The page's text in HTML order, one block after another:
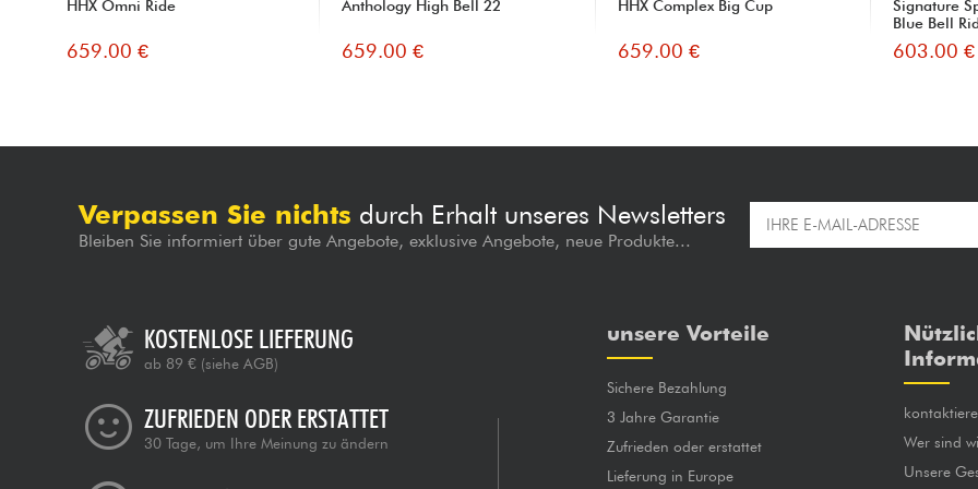
HHX Omni Ride
659.00 €
Anthology High Bell 22
659.00 €
HHX Complex Big Cup
659.00 €
Signature
Blue Bell
603.00 €
Verpassen Sie nichts durch Erhalt unseres Newsletters
Bleiben Sie informiert über gute Angebote, exklusive Angebote, neue Produkte...
KOSTENLOSE LIEFERUNG
ab 89 € (siehe AGB)
ZUFRIEDEN ODER ERSTATTET
30 Tage, um Ihre Meinung zu ändern
unsere Vorteile
Sichere Bezahlung
3 Jahre Garantie
Zufrieden oder erstattet
Lieferung in Europe
Wer sind
Unsere